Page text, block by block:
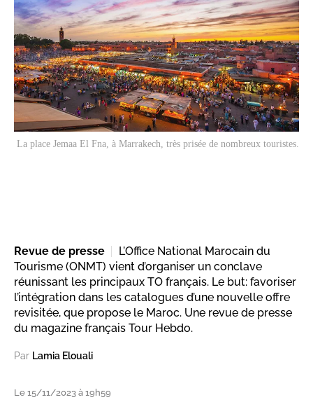
La place Jemaa El Fna, à Marrakech, très prisée de nombreux touristes.
Revue de presse
L’Office National Marocain du
Tourisme (ONMT) vient d’organiser un conclave
réunissant les principaux TO français. Le but: favoriser
l’intégration dans les catalogues d’une nouvelle offre
revisitée, que propose le Maroc. Une revue de presse
du magazine français Tour Hebdo.
Par Lamia Elouali
Le 15/11/2023 à 19h59